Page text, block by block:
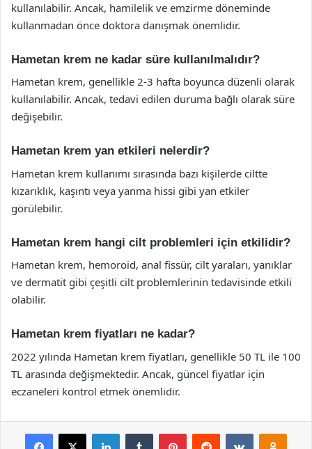
kullanılabilir. Ancak, hamilelik ve emzirme döneminde
kullanmadan önce doktora danışmak önemlidir.
Hametan krem ne kadar süre kullanılmalıdır?
Hametan krem, genellikle 2-3 hafta boyunca düzenli olarak
kullanılabilir. Ancak, tedavi edilen duruma bağlı olarak süre
değişebilir.
Hametan krem yan etkileri nelerdir?
Hametan krem kullanımı sırasında bazı kişilerde ciltte
kızarıklık, kaşıntı veya yanma hissi gibi yan etkiler
görülebilir.
Hametan krem hangi cilt problemleri için etkilidir?
Hametan krem, hemoroid, anal fissür, cilt yaraları, yanıklar
ve dermatit gibi çeşitli cilt problemlerinin tedavisinde etkili
olabilir.
Hametan krem fiyatları ne kadar?
2022 yılında Hametan krem fiyatları, genellikle 50 TL ile 100
TL arasında değişmektedir. Ancak, güncel fiyatlar için
eczaneleri kontrol etmek önemlidir.
Facebook
X LinkedInTumblr PinterestReddit VKontakte